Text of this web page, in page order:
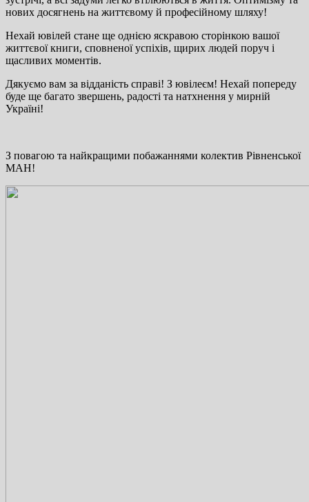
нових досягнень на життєвому й професійному шляху!
Нехай ювілей стане ще однією яскравою сторінкою вашої
життєвої книги, сповненої успіхів, щирих людей поруч і
щасливих моментів.
Дякуємо вам за відданість справі! З ювілеєм! Нехай попереду
буде ще багато звершень, радості та натхнення у мирній
Україні!
З повагою та найкращими побажаннями колектив Рівненської
МАН!